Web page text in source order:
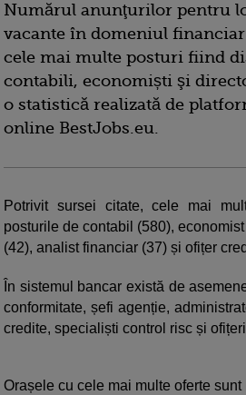
Numărul anunţurilor pentru
vacante în domeniul financiar
cele mai multe posturi fiind
contabili, economiști şi
o statistică realizată de
online BestJobs.eu.
Potrivit sursei citate, cele mai
posturile de contabil (580),
(42), analist financiar (37) și ofițer
În sistemul bancar există de
conformitate, șefi agenție,
credite, specialiști control risc și
Orașele cu cele mai multe oferte